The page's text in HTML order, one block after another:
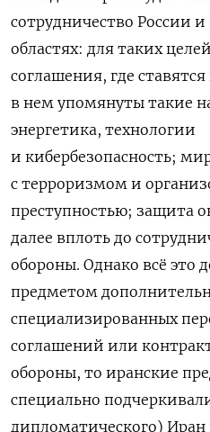
сотрудничество России
областях: для таких
соглашения, где
в нем упомянуты такие
энергетика, технологии
и кибербезопасность;
с терроризмом и
преступностью; защита
далее вплоть до
обороны. Однако всё это
предметом
специализированных
соглашений или
обороны, то иранские
специально
дипломатического) Иран